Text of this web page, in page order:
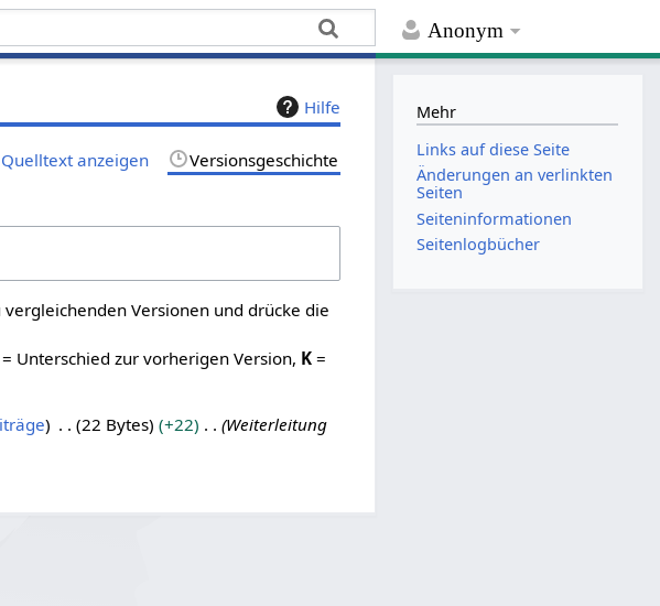
Anonym
Hilfe
Quelltext anzeigen Versionsgeschichte
Versionen und drücke die
= Unterschied zur vorherigen Version, K =
22 Bytes +22
Weiterleitung
Mehr
Links auf diese Seite
Änderungen an verlinkten
Seiten
Seiten­­informationen
Seitenlogbücher